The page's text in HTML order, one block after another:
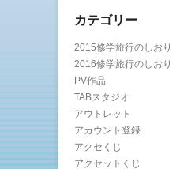
カテゴリー
2015修学旅行のしおり
2016修学旅行のしおり
PV作品
TABスタジオ
アウトレット
アカウント登録
アクセくじ
アクセットくじ